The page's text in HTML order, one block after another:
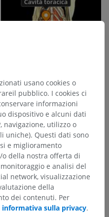
usano cookies o
pubblico. I cookies ci
informazioni
dispositivo e alcuni dati
navigazione, utilizzo o
uniche). Questi dati sono
e miglioramento
della nostra offerta di
e analisi del
network, visualizzazione
della
dei contenuti. Per
informativa sulla privacy.